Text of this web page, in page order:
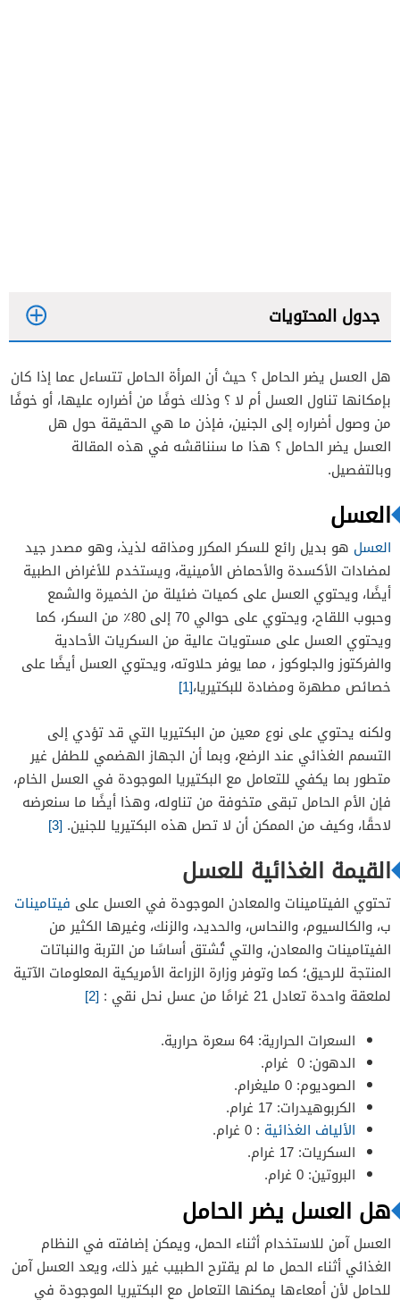
جدول المحتويات
يقوي جهاز المناعة
يساعد في تخفيف التهاب الحلق والسعال
يساعد في محاربة البرد
يساعد في علاج القرحة
يحمي من الأرق
يساعد في منع الحساسية
يعزز صحة فروة الرأس
هل العسل يضر الحامل ؟ حيث أن المرأة الحامل تتساءل عما إذا كان
بإمكانها تناول العسل أم لا ؟ وذلك خوفًا من أضراره عليها، أو خوفًا
من وصول أضراره إلى الجنين، فإذن ما هي الحقيقة حول هل
العسل يضر الحامل ؟ هذا ما سنناقشه في هذه المقالة
وبالتفصيل.
العسل
العسل هو بديل رائع للسكر المكرر ومذاقه لذيذ، وهو مصدر جيد
لمضادات الأكسدة والأحماض الأمينية، ويستخدم للأغراض الطبية
أيضًا، ويحتوي العسل على كميات ضئيلة من الخميرة والشمع
وحبوب اللقاح، ويحتوي على حوالي 70 إلى 80٪؜ من السكر، كما
ويحتوي العسل على مستويات عالية من السكريات الأحادية
والفركتوز والجلوكوز ، مما يوفر حلاوته، ويحتوي العسل أيضًا على
خصائص مطهرة ومضادة للبكتيريا،[1]
ولكنه يحتوي على نوع معين من البكتيريا التي قد تؤدي إلى
التسمم الغذائي عند الرضع، وبما أن الجهاز الهضمي للطفل غير
متطور بما يكفي للتعامل مع البكتيريا الموجودة في العسل الخام،
فإن الأم الحامل تبقى متخوفة من تناوله، وهذا أيضًا ما سنعرضه
لاحقًا، وكيف من الممكن أن لا تصل هذه البكتيريا للجنين. [3]
القيمة الغذائية للعسل
تحتوي الفيتامينات والمعادن الموجودة في العسل على فيتامينات
ب، والكالسيوم، والنحاس، والحديد، والزنك، وغيرها الكثير من
الفيتامينات والمعادن، والتي تُشتق أساسًا من التربة والنباتات
المنتجة للرحيق؛ كما وتوفر وزارة الزراعة الأمريكية المعلومات الآتية
لملعقة واحدة تعادل 21 غرامًا من عسل نحل نقي :
[2]
السعرات الحرارية: 64 سعرة حرارية.
الدهون: 0 غرام.
الصوديوم: 0 مليغرام.
الكربوهيدرات: 17 غرام.
الألياف الغذائية : 0 غرام.
السكريات: 17 غرام.
البروتين: 0 غرام.
هل العسل يضر الحامل
العسل آمن للاستخدام أثناء الحمل، ويمكن إضافته في النظام
الغذائي أثناء الحمل ما لم يقترح الطبيب غير ذلك، ويعد العسل آمن
للحامل لأن أمعاءها يمكنها التعامل مع البكتيريا الموجودة في